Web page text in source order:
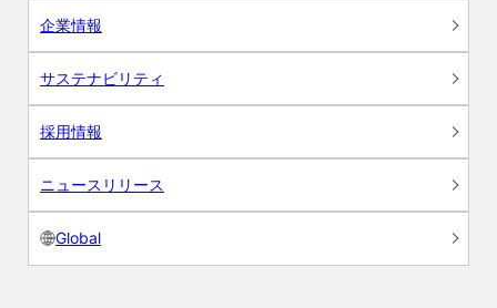
企業情報
サステナビリティ
採用情報
ニュースリリース
Global